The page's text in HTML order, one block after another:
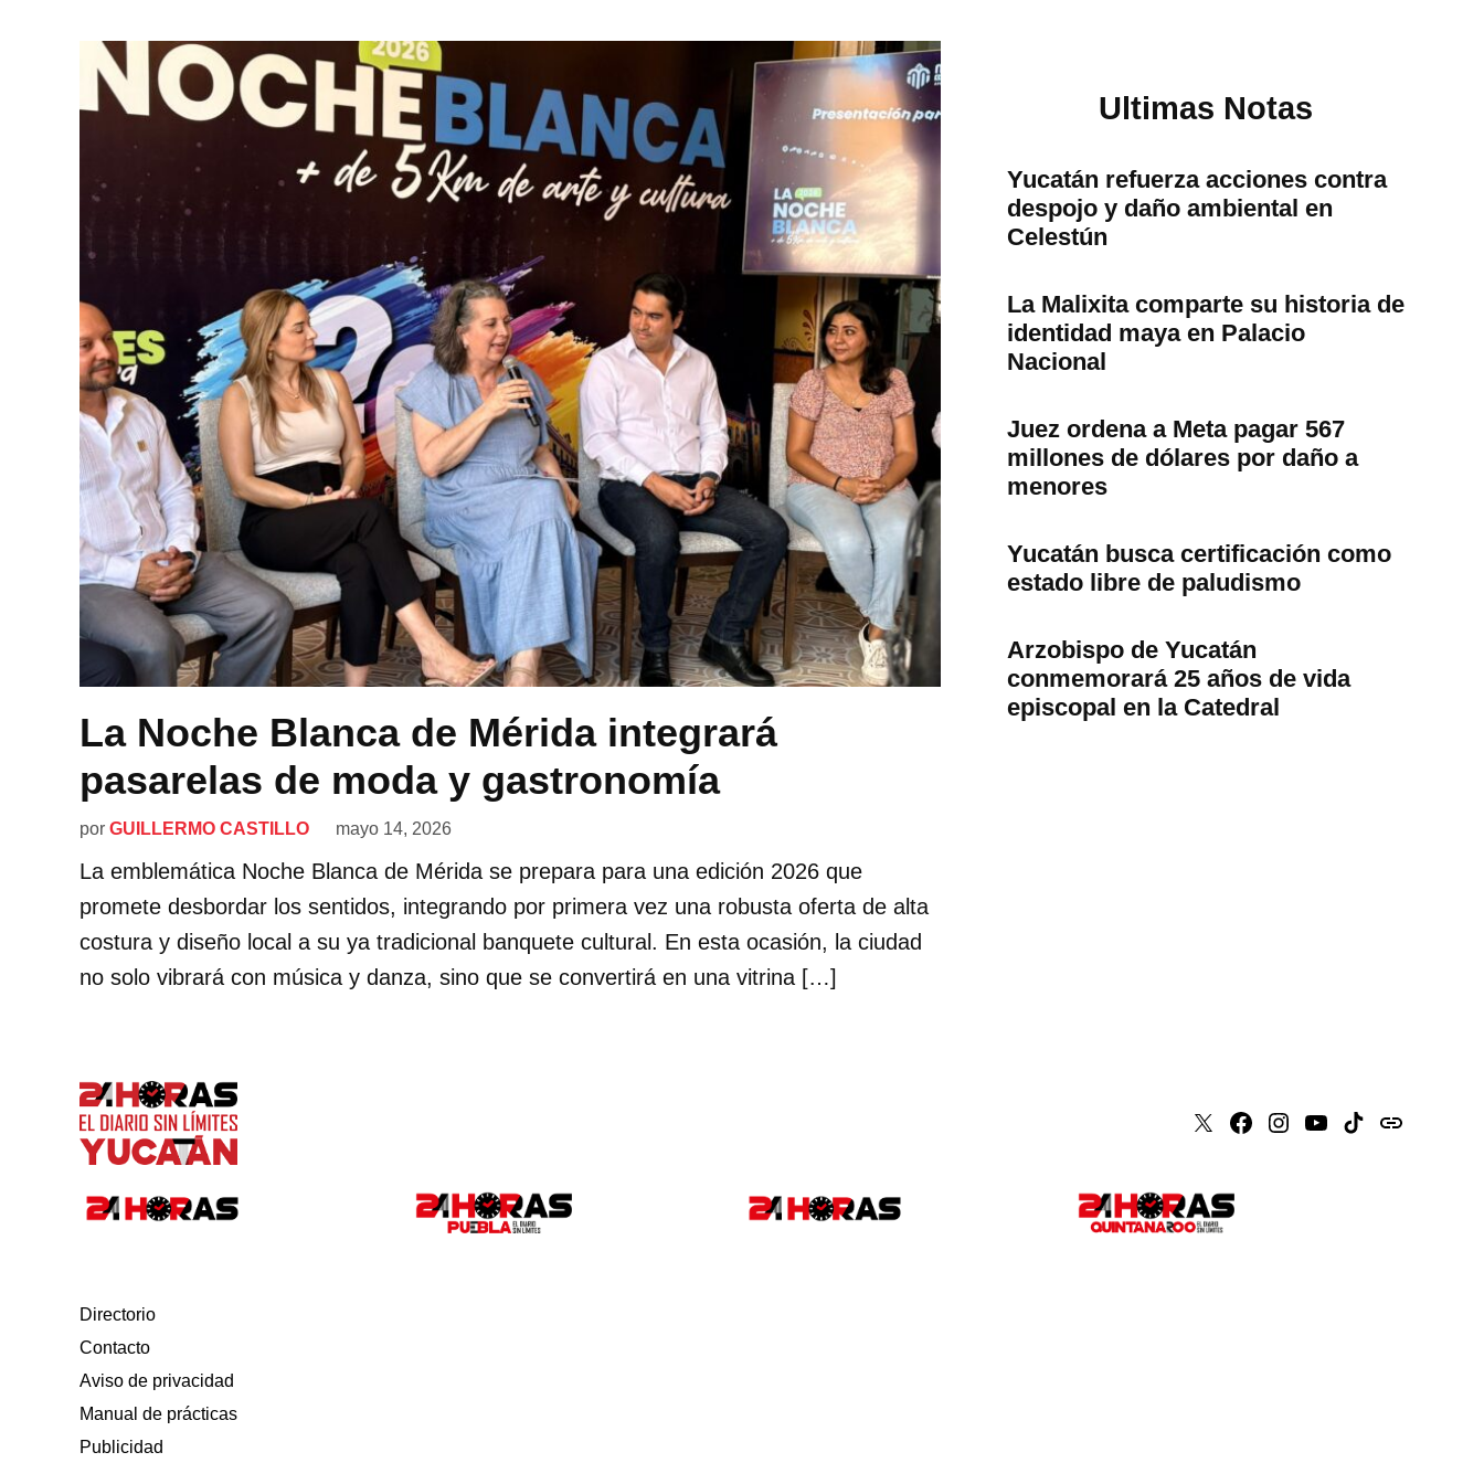
La Noche Blanca de Mérida integrará
pasarelas de moda y gastronomía
por GUILLERMO CASTILLO mayo 14, 2026
La emblemática Noche Blanca de Mérida se prepara para una edición 2026 que
promete desbordar los sentidos, integrando por primera vez una robusta oferta de alta
costura y diseño local a su ya tradicional banquete cultural. En esta ocasión, la ciudad
no solo vibrará con música y danza, sino que se convertirá en una vitrina […]
Ultimas Notas
Yucatán refuerza acciones contra
despojo y daño ambiental en
Celestún
La Malixita comparte su historia de
identidad maya en Palacio
Nacional
Juez ordena a Meta pagar 567
millones de dólares por daño a
menores
Yucatán busca certificación como
estado libre de paludismo
Arzobispo de Yucatán
conmemorará 25 años de vida
episcopal en la Catedral
X Faceboook
Instagram
Youtube
Tiktokissuu
Directorio
Contacto
Aviso de privacidad
Manual de prácticas
Publicidad